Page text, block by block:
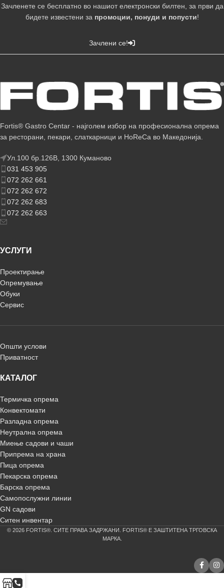
Зачленете се бесплатно во нашиот електронски билтен, за први да
бидете известени за промоции, понуди и попусти!
Зачлени се!
Fortis® Gastro Centar - најголем избор на професионална опрема
за ресторани, пекари, слаткарници и HoReCa во Македонија.
Ул.100 бр.126В, 1300 Куманово
031 453 905
072 262 661
072 262 672
072 262 683
072 262 663
УСЛУГИ
Проектирање
Опремување
Обуки
Сервис
Општи услови
Приватност
КАТАЛОГ
Термичка опрема
Конвектомати
Разладна опрема
Неутрална опрема
Миење садови и чаши
Припрема на храна
Пица опрема
Пекарска опрема
Барска опрема
Самопослужни линии
GN садови
Ситен инвентар
© 2026 FORTIS®. СИТЕ ПРАВА ЗАДРЖАНИ. FORTIS® Е ЗАШТИТЕНА ТРГОВСКА
МАРКА.